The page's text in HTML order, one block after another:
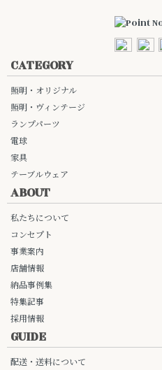
CATEGORY
照明・オリジナル
照明・ヴィンテージ
ランプパーツ
電球
家具
テーブルウェア
ABOUT
私たちについて
コンセプト
事業案内
店舗情報
納品事例集
特集記事
採用情報
GUIDE
配送・送料について